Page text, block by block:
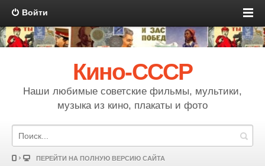
Войти
Кино-СССР
Наши любимые советские фильмы, мультики,
музыка из кино, плакаты и фото
ПЕРЕЙТИ НА ПОЛНУЮ ВЕРСИЮ САЙТА